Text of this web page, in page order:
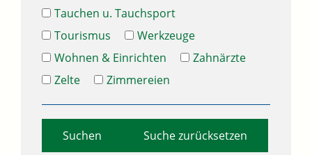
Tauchen u. Tauchsport
Tourismus
Werkzeuge
Wohnen & Einrichten
Zahnärzte
Zelte
Zimmereien
Suche zurücksetzen